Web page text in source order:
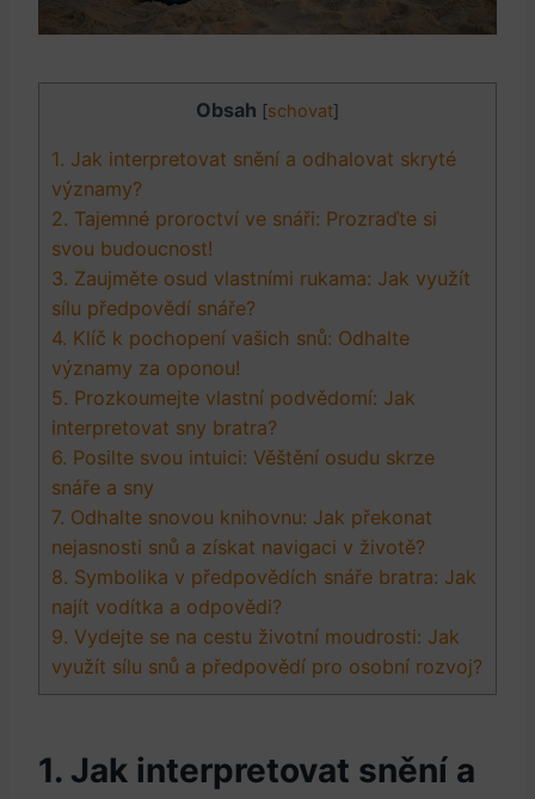
Obsah [schovat]
1. Jak⁤ interpretovat⁣ snění​ a odhalovat ⁢skryté
významy?
2. Tajemné proroctví ve snáři: Prozraďte si
svou budoucnost!
3. Zaujměte osud ​vlastními‌ rukama:​ Jak⁣ využít
sílu předpovědí​ snáře?
4. Klíč k pochopení vašich snů: Odhalte
‍významy za oponou!
5. Prozkoumejte vlastní podvědomí: Jak
interpretovat sny bratra?
6. Posilte svou intuici: Věštění osudu skrze
⁣snáře ‌a ‌sny
7. Odhalte ⁢snovou knihovnu:‍ Jak ⁤překonat ​
nejasnosti snů ⁢a získat navigaci ⁢v životě?
8. ‌Symbolika v předpovědích ‌snáře bratra: Jak
najít vodítka⁣ a odpovědi?
9. Vydejte ⁣se na cestu životní moudrosti: Jak
využít‌ sílu snů a předpovědí pro ‍osobní rozvoj?
1. Jak⁤ interpretovat⁣ snění​ a